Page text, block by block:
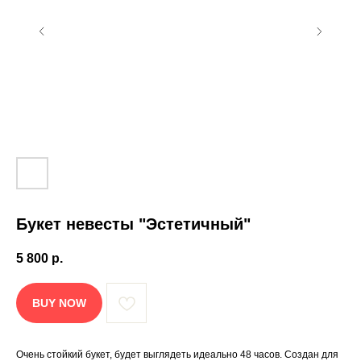
Букет невесты "Эстетичный"
5 800 р.
BUY NOW
Очень стойкий букет, будет выглядеть идеально 48 часов. Создан для